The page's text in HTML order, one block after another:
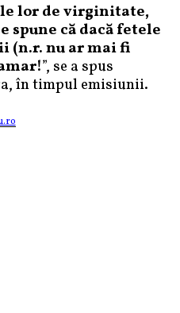
lor de virginitate,
spune că dacă fetele
(n.r. nu ar mai fi
”, se a spus
în timpul emisiunii.